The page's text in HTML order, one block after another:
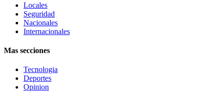
Locales
Seguridad
Nacionales
Internacionales
Mas secciones
Tecnologia
Deportes
Opinion